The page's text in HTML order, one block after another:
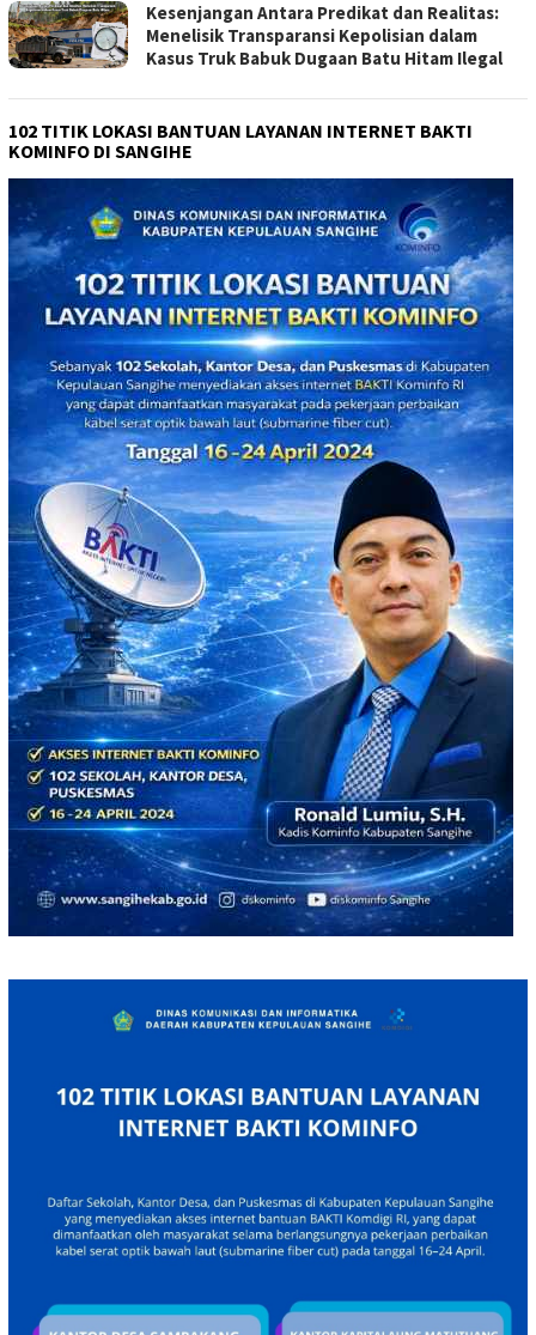
Kesenjangan Antara Predikat dan Realitas:
Menelisik Transparansi Kepolisian dalam
Kasus Truk Babuk Dugaan Batu Hitam Ilegal
102 TITIK LOKASI BANTUAN LAYANAN INTERNET BAKTI
KOMINFO DI SANGIHE